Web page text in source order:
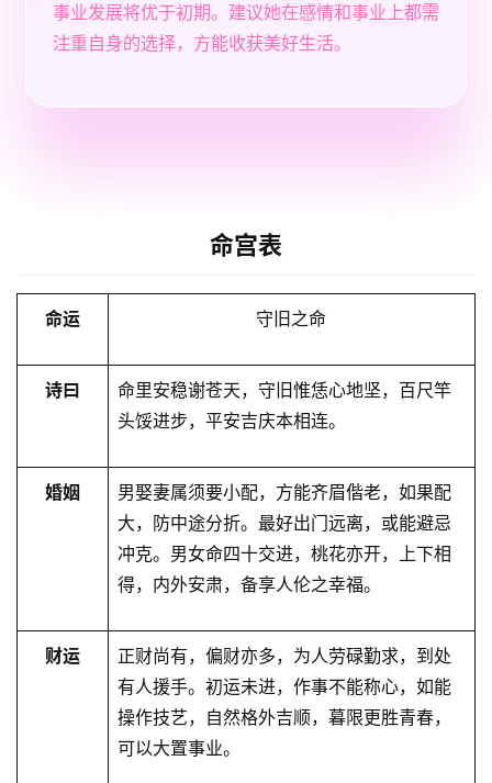
事业发展将优于初期。建议她在感情和事业上都需
注重自身的选择，方能收获美好生活。
命宫表
命运 守旧之命
诗曰
命里安稳谢苍天，守旧惟恁心地坚，百尺竿
头馁进步，平安吉庆本相连。
婚姻
男娶妻属须要小配，方能⻬眉偕老，如果配
大，防中途分折。最好出⻔远离，或能避忌
冲克。男女命四十交进，桃花亦开，上下相
得，内外安肃，备享人伦之幸福。
财运
正财尚有，偏财亦多，为人劳碌勤求，到处
有人援手。初运未进，作事不能称心，如能
操作技艺，自然格外吉顺，暮限更胜⻘春，
可以大置事业。